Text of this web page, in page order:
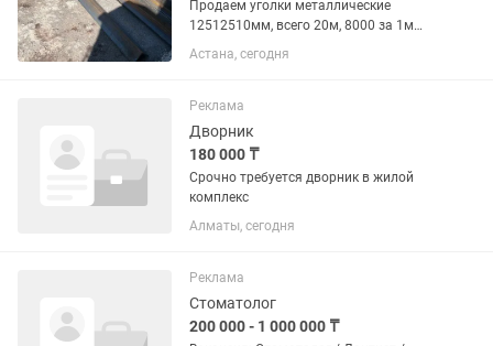
Продаем уголки металлические
12512510мм, всего 20м, 8000 за 1м
Самовывоз, адрес: жилой массив
Астана, сегодня
Реклама
Дворник
180 000 ₸
Срочно требуется дворник в жилой
комплекс
Алматы, сегодня
Реклама
Стоматолог
200 000 - 1 000 000 ₸